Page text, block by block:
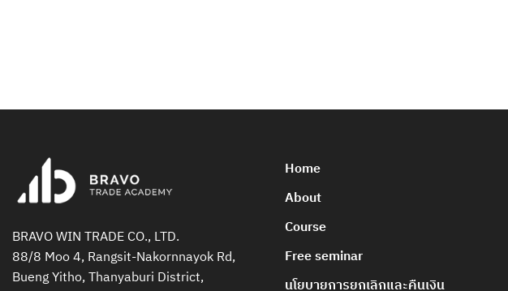
BRAVO WIN TRADE CO., LTD.
88/8 Moo 4, Rangsit-Nakornnayok Rd,
Bueng Yitho, Thanyaburi District,
Home
About
Course
Free seminar
นโยบายการยกเลิกและคืนเงิน